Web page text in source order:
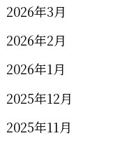
2026年3月
2026年2月
2026年1月
2025年12月
2025年11月